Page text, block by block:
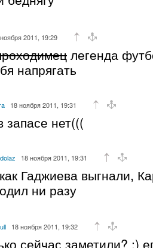
2011, 19:29
легенда
напрягать
18 ноября 2011, 19:31
запасе нет(((
18 ноября 2011, 19:31
Гаджиева выгнали,
ни разу
18 ноября 2011, 19:32
сейчас заметили? :)